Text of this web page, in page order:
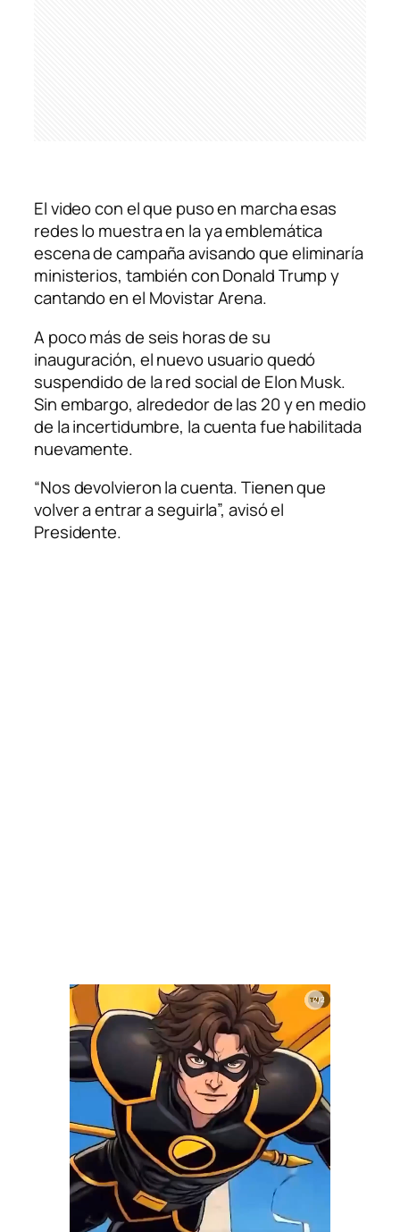
El video con el que puso en marcha esas
redes lo muestra en la ya emblemática
escena de campaña avisando que eliminaría
ministerios, también con Donald Trump y
cantando en el Movistar Arena.
A poco más de seis horas de su
inauguración, el nuevo usuario quedó
suspendido de la red social de Elon Musk.
Sin embargo, alrededor de las 20 y en medio
de la incertidumbre, la cuenta fue habilitada
nuevamente.
“Nos devolvieron la cuenta. Tienen que
volver a entrar a seguirla”, avisó el
Presidente.